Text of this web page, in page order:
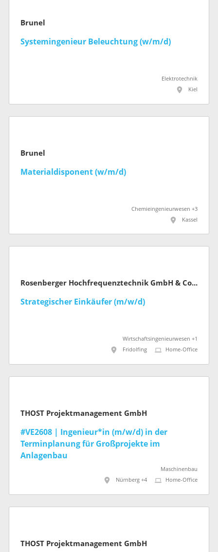
Brunel
Systemingenieur Beleuchtung (w/m/d)
Elektrotechnik
Kiel
Brunel
Materialdisponent (w/m/d)
Chemieingenieurwesen +3
Kassel
Rosenberger Hochfrequenztechnik GmbH & Co. KG
Strategischer Einkäufer (m/w/d)
Wirtschaftsingenieurwesen +1
Fridolfing
Home-Office
THOST Projektmanagement GmbH
#VE2608 | Ingenieur*in (m/w/d) in der
Terminplanung für Großprojekte im
Anlagenbau
Maschinenbau
Nürnberg +4
Home-Office
THOST Projektmanagement GmbH